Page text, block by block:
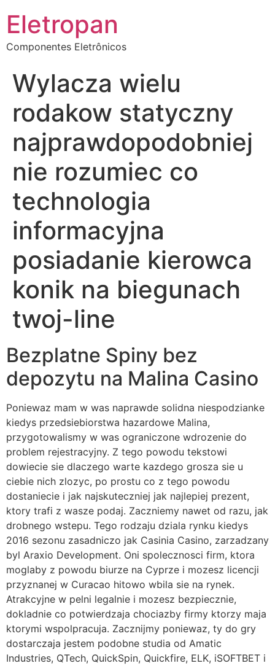
Eletropan
Componentes Eletrônicos
Wylacza wielu
rodakow statyczny
najprawdopodobniej
nie rozumiec co
technologia
informacyjna
posiadanie kierowca
konik na biegunach
twoj-line
Bezplatne Spiny bez
depozytu na Malina Casino
Poniewaz mam w was naprawde solidna niespodzianke
kiedys przedsiebiorstwa hazardowe Malina,
przygotowalismy w was ograniczone wdrozenie do
problem rejestracyjny. Z tego powodu tekstowi
dowiecie sie dlaczego warte kazdego grosza sie u
ciebie nich zlozyc, po prostu co z tego powodu
dostaniecie i jak najskuteczniej jak najlepiej prezent,
ktory trafi z wasze podaj. Zaczniemy nawet od razu, jak
drobnego wstepu. Tego rodzaju dziala rynku kiedys
2016 sezonu zasadniczo jak Casinia Casino, zarzadzany
byl Araxio Development. Oni spolecznosci firm, ktora
moglaby z powodu biurze na Cyprze i mozesz licencji
przyznanej w Curacao hitowo wbila sie na rynek.
Atrakcyjne w pelni legalnie i mozesz bezpiecznie,
dokladnie co potwierdzaja chociazby firmy ktorzy maja
ktorymi wspolpracuja. Zacznijmy poniewaz, ty do gry
dostarczaja jestem podobne studia od Amatic
Industries, QTech, QuickSpin, Quickfire, ELK, iSOFTBET i